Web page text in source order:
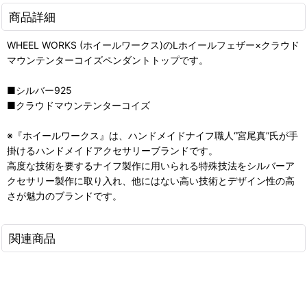
商品詳細
WHEEL WORKS (ホイールワークス)のLホイールフェザー×クラウド
マウンテンターコイズペンダントトップです。
■シルバー925
■クラウドマウンテンターコイズ
※『ホイールワークス』は、ハンドメイドナイフ職人“宮尾真”氏が手
掛けるハンドメイドアクセサリーブランドです。
高度な技術を要するナイフ製作に用いられる特殊技法をシルバーア
クセサリー製作に取り入れ、他にはない高い技術とデザイン性の高
さが魅力のブランドです。
関連商品